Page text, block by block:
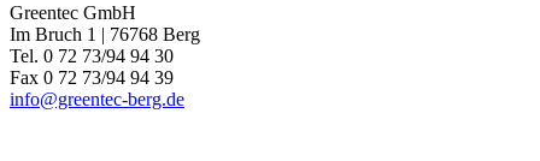
Greentec GmbH
Im Bruch 1 | 76768 Berg
Tel. 0 72 73/94 94 30
Fax 0 72 73/94 94 39
info@greentec-berg.de